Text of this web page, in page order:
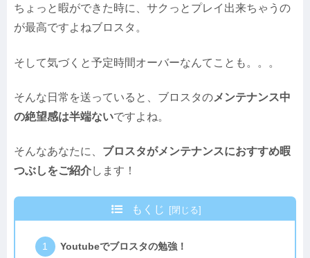
ちょっと暇ができた時に、サクっとプレイ出来ちゃうの
が最高ですよねブロスタ。
そして気づくと予定時間オーバーなんてことも。。。
そんな日常を送っていると、ブロスタのメンテナンス中
の絶望感は半端ないですよね。
そんなあなたに、 ブロスタがメンテナンスにおすすめ暇
つぶしをご紹介します！
もくじ
Youtubeでブロスタの勉強！